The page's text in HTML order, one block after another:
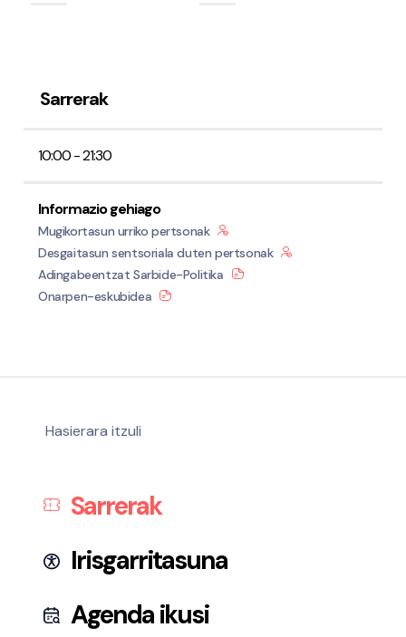
Sarrerak
10:00 - 21:30
Informazio gehiago
Mugikortasun urriko pertsonak
Desgaitasun sentsoriala duten pertsonak
Adingabeentzat Sarbide-Politika
Onarpen-eskubidea
Hasierara itzuli
Sarrerak
Irisgarritasuna
Agenda ikusi